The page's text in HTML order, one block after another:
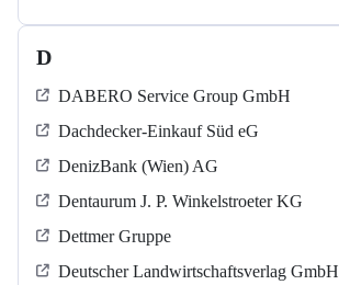
D
DABERO Service Group GmbH
Dachdecker-Einkauf Süd eG
DenizBank (Wien) AG
Dentaurum J. P. Winkelstroeter KG
Dettmer Gruppe
Deutscher Landwirtschaftsverlag GmbH